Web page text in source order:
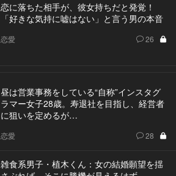
恋に落ちた相手が、彼女持ちだと発覚！
「好きな気持に嘘はない」と言う男の本音
恋愛 26
昼は営業事務をしている“自称”インスタグ
ラマー女子28歳。寿退社を目指し、経営者
に狙いを定めるが…
恋愛 28
雑食系男子・植木くん：女の結婚願望を揺